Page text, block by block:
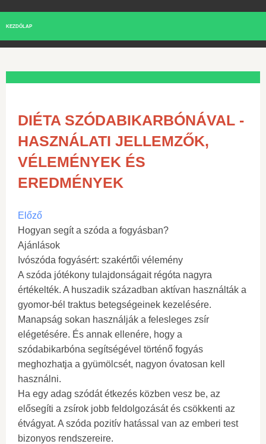
KEZDŐLAP
DIÉTA SZÓDABIKARBÓNÁVAL -
HASZNÁLATI JELLEMZŐK,
VÉLEMÉNYEK ÉS
EREDMÉNYEK
Előző
Hogyan segít a szóda a fogyásban?
Ajánlások
Ivószóda fogyásért: szakértői vélemény
A szóda jótékony tulajdonságait régóta nagyra
értékelték. A huszadik században aktívan használták a
gyomor-bél traktus betegségeinek kezelésére.
Manapság sokan használják a felesleges zsír
elégetésére. És annak ellenére, hogy a
szódabikarbóna segítségével történő fogyás
meghozhatja a gyümölcsét, nagyon óvatosan kell
használni.
Ha egy adag szódát étkezés közben vesz be, az
elősegíti a zsírok jobb feldolgozását és csökkenti az
étvágyat. A szóda pozitív hatással van az emberi test
bizonyos rendszereire.